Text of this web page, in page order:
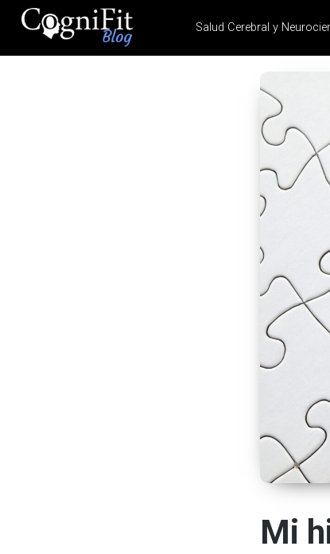
CogniFit
Salud Cerebral y
Mi